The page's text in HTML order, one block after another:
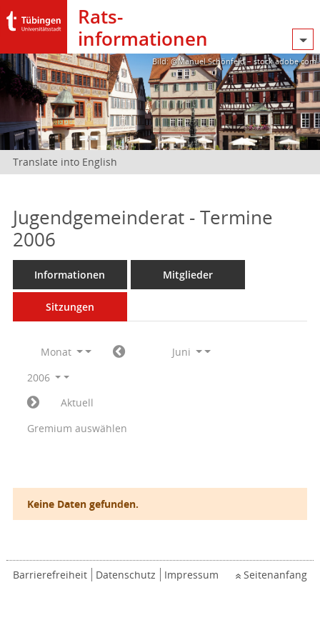
Rats­
informationen
Bild: @Manuel Schönfeld – stock.adobe.com
Translate into English
Jugendgemeinderat - Termine
2006
Informationen Mitglieder
Sitzungen
Monat
Juni
2006
Aktuell
Gremium auswählen
Keine Daten gefunden.
Barrierefreiheit Datenschutz Impressum Seitenanfang